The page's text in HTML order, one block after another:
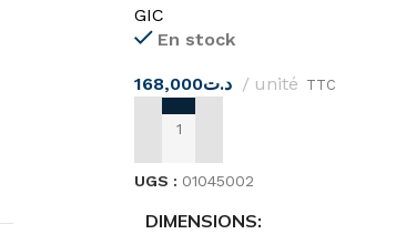
GIC
En stock
د.ت168,000 unité TTC
AJOUTER AU PANIER
UGS : 01045002
DIMENSIONS